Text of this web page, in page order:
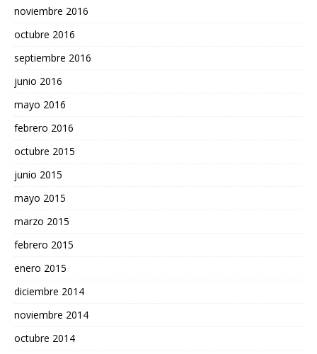
noviembre 2016
octubre 2016
septiembre 2016
junio 2016
mayo 2016
febrero 2016
octubre 2015
junio 2015
mayo 2015
marzo 2015
febrero 2015
enero 2015
diciembre 2014
noviembre 2014
octubre 2014